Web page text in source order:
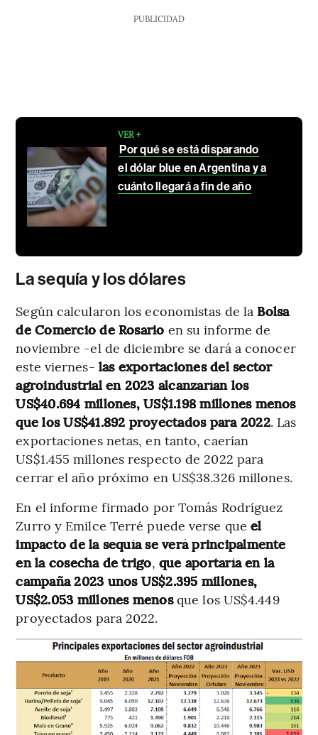
PUBLICIDAD
VER +
Por qué se está disparando
el dólar blue en Argentina y a
cuánto llegará a fin de año
La sequía y los dólares
Según calcularon los economistas de la Bolsa
de Comercio de Rosario en su informe de
noviembre -el de diciembre se dará a conocer
este viernes- las exportaciones del sector
agroindustrial en 2023 alcanzarían los
US$40.694 millones, US$1.198 millones menos
que los US$41.892 proyectados para 2022. Las
exportaciones netas, en tanto, caerían
US$1.455 millones respecto de 2022 para
cerrar el año próximo en US$38.326 millones.
En el informe firmado por Tomás Rodríguez
Zurro y Emilce Terré puede verse queel
impacto de la sequía se verá principalmente
en la cosecha de trigo, que aportaría en la
campaña 2023 unos US$2.395 millones,
US$2.053 millones menosque los US$4.449
proyectados para 2022.